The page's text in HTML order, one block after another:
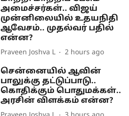
அமைச்சர்கள்.. விஜய்
முன்னிலையில் உதயநிதி
ஆவேசம்.. முதல்வர் பதில்
என்ன?
Praveen Joshva L 2 hours ago
சென்னையில் ஆவின்
பாலுக்கு தட்டுப்பாடு..
கொதிக்கும் பொதுமக்கள்..
அரசின் விளக்கம் என்ன?